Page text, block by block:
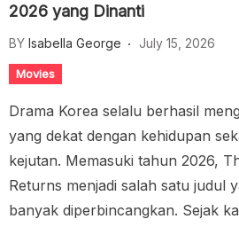
2026 yang Dinanti
BY Isabella George July 15, 2026
Movies
Drama Korea selalu berhasil
yang dekat dengan kehidupan
kejutan. Memasuki tahun 2026,
Returns menjadi salah satu judul
banyak diperbincangkan. Sejak